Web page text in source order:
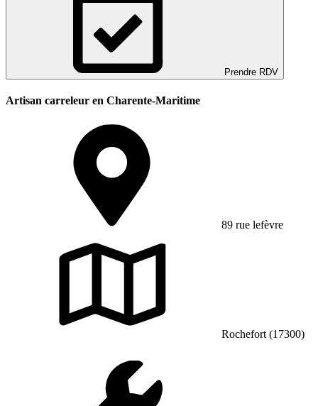
Prendre RDV
Artisan carreleur en Charente-Maritime
89 rue lefèvre
Rochefort (17300)